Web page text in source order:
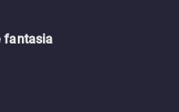
fantasia